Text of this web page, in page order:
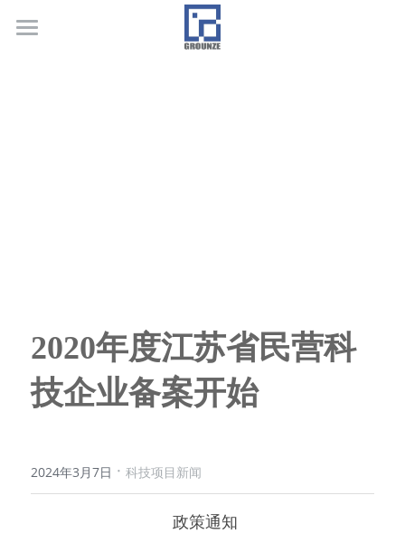
2020年度江苏省民营科
技企业备案开始
2024年3月7日 · 科技项目新闻
政策通知